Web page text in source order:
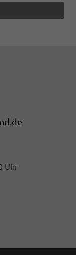
Uhr